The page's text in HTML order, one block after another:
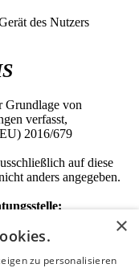
des Nutzers
Grundlage von
verfasst,
2016/679
auf diese
anders angegeben.
odr/ ×
zu personalisieren